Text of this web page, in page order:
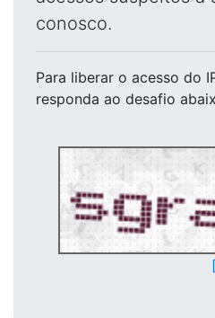
conosco.
Para liberar o acesso do
responda ao desafio